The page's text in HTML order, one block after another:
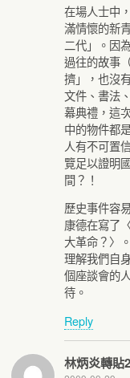
在場人士中
滿情懷的新
二代」。因
過往的故事
擠」，也沒
文件、書法
幕典禮，這
中的物件都
人有不可置
覽足以證明
間？！
歷史事件容
康德在寫了
大革命？〉
理解我們自
個座談會的
待。
Reply
林炳炎轉貼2